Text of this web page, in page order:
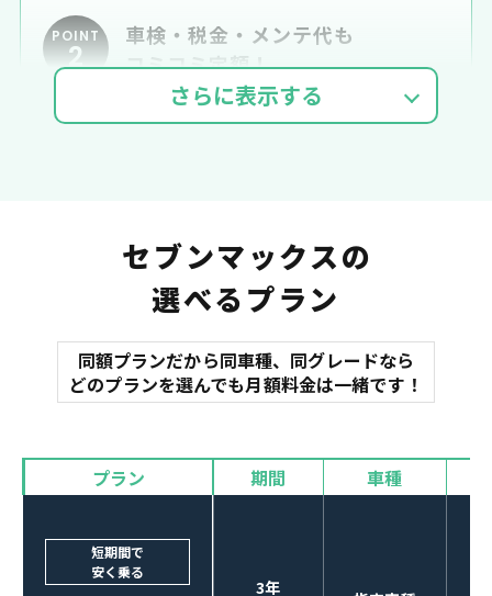
POINT
2
車検・税金・メンテ代も
コミコミ定額！
オイル交換 諸費用
マット
バイザー
3
オプションも選べる！
セブンマックスの
選べるプラン
同額プランだから同車種、同グレードなら
どのプランを選んでも月額料金は一緒です！
プラン 期間 車種
短期間で
安く乗る
3年